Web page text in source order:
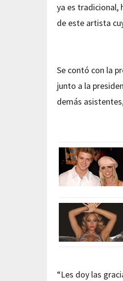
ya es tradicional,
de este artista
Se contó con la
junto a la
demás
“Les doy las